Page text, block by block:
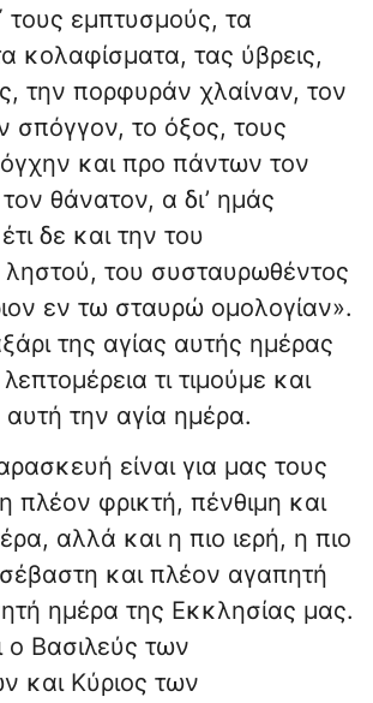
τους εμπτυσμούς, τα
κολαφίσματα, τας ύβρεις,
την πορφυράν χλαίναν, τον
σπόγγον, το όξος, τους
και προ πάντων τον
θάνατον, α δι’ ημάς
δε και την του
του συσταυρωθέντος
εν τω σταυρώ ομολογίαν».
της αγίας αυτής ημέρας
τι τιμούμε και
την αγία ημέρα.
είναι για μας τους
πλέον φρικτή, πένθιμη και
αλλά και η πιο ιερή, η πιο
και πλέον αγαπητή
ημέρα της Εκκλησίας μας.
ο Βασιλεύς των
και Κύριος των